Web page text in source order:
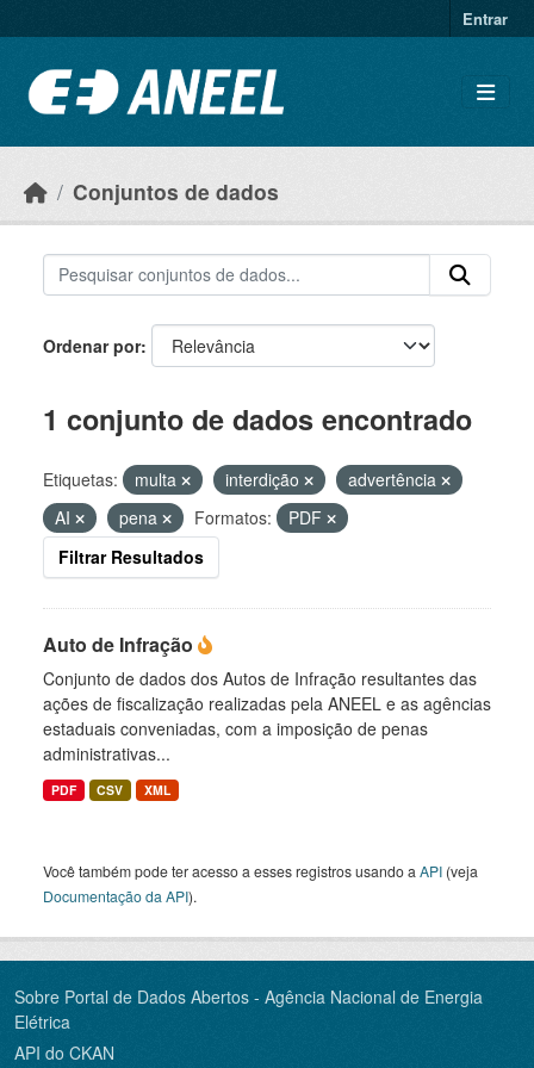
Entrar
Conjuntos de dados
Ordenar por
1 conjunto de dados encontrado
Etiquetas: multa interdição
advertência
AI
pena Formatos:
PDF
Filtrar Resultados
Auto de Infração
Conjunto de dados dos Autos de Infração resultantes das
ações de fiscalização realizadas pela ANEEL e as agências
estaduais conveniadas, com a imposição de penas
administrativas...
PDF CSV XML
Você também pode ter acesso a esses registros usando a API (veja
Documentação da API).
Sobre Portal de Dados Abertos - Agência Nacional de Energia
Elétrica
API do CKAN